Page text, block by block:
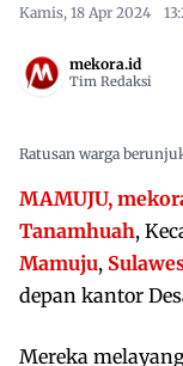
Mundur
Kamis, 18 Apr 2024
mekora.id
Tim Redaksi
Ratusan warga
MAMUJU,
Tanamhuah,
Mamuju,
depan kantor
Mereka